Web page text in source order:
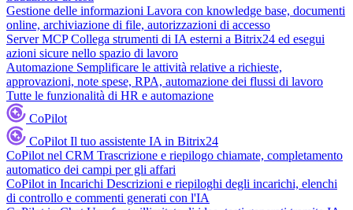
Gestione delle informazioni Lavora con knowledge base, documenti
online, archiviazione di file, autorizzazioni di accesso
Server MCP Collega strumenti di IA esterni a Bitrix24 ed esegui
azioni sicure nello spazio di lavoro
Automazione Semplificare le attività relative a richieste,
approvazioni, note spese, RPA, automazione dei flussi di lavoro
Tutte le funzionalità di HR e automazione
CoPilot
CoPilot Il tuo assistente IA in Bitrix24
CoPilot nel CRM Trascrizione e riepilogo chiamate, completamento
automatico dei campi per gli affari
CoPilot in Incarichi Descrizioni e riepiloghi degli incarichi, elenchi
di controllo e commenti generati con l'IA